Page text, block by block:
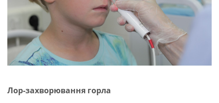
Лор-захворювання горла